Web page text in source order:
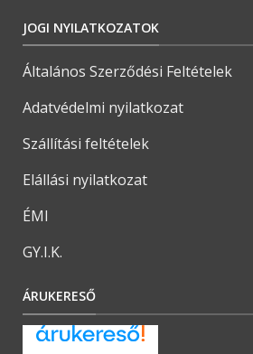
JOGI NYILATKOZATOK
Általános Szerződési Feltételek
Adatvédelmi nyilatkozat
Szállítási feltételek
Elállási nyilatkozat
ÉMI
GY.I.K.
ÁRUKERESŐ